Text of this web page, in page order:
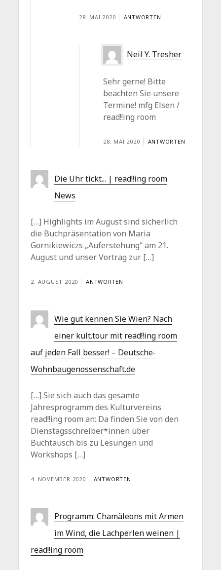
28. MAI 2020 ANTWORTEN
Neil Y. Tresher
Sehr gerne! Bitte
beachten Sie unsere
Termine! mfg Elsen /
read!!ing room
28. MAI 2020 ANTWORTEN
Die Uhr tickt... | read!!ing room
News
[…] Highlights im August sind sicherlich
die Buchpräsentation von Maria
Gornikiewiczs „Auferstehung“ am 21.
August und unser Vortrag zur […]
2. AUGUST 2020 ANTWORTEN
Wie gut kennen Sie Wien? Nach
einer kult.tour mit read!!ing room
auf jeden Fall besser! – Deutsche-
Wohnbaugenossenschaft.de
[…] Sie sich auch das gesamte
Jahresprogramm des Kulturvereins
read!!ing room an: Da finden Sie von den
Dienstagsschreiber*innen über
Buchtausch bis zu Lesungen und
Workshops […]
4. NOVEMBER 2020 ANTWORTEN
Programm: Chamäleons mit Armen
im Wind, die Lachperlen weinen |
read!!ing room